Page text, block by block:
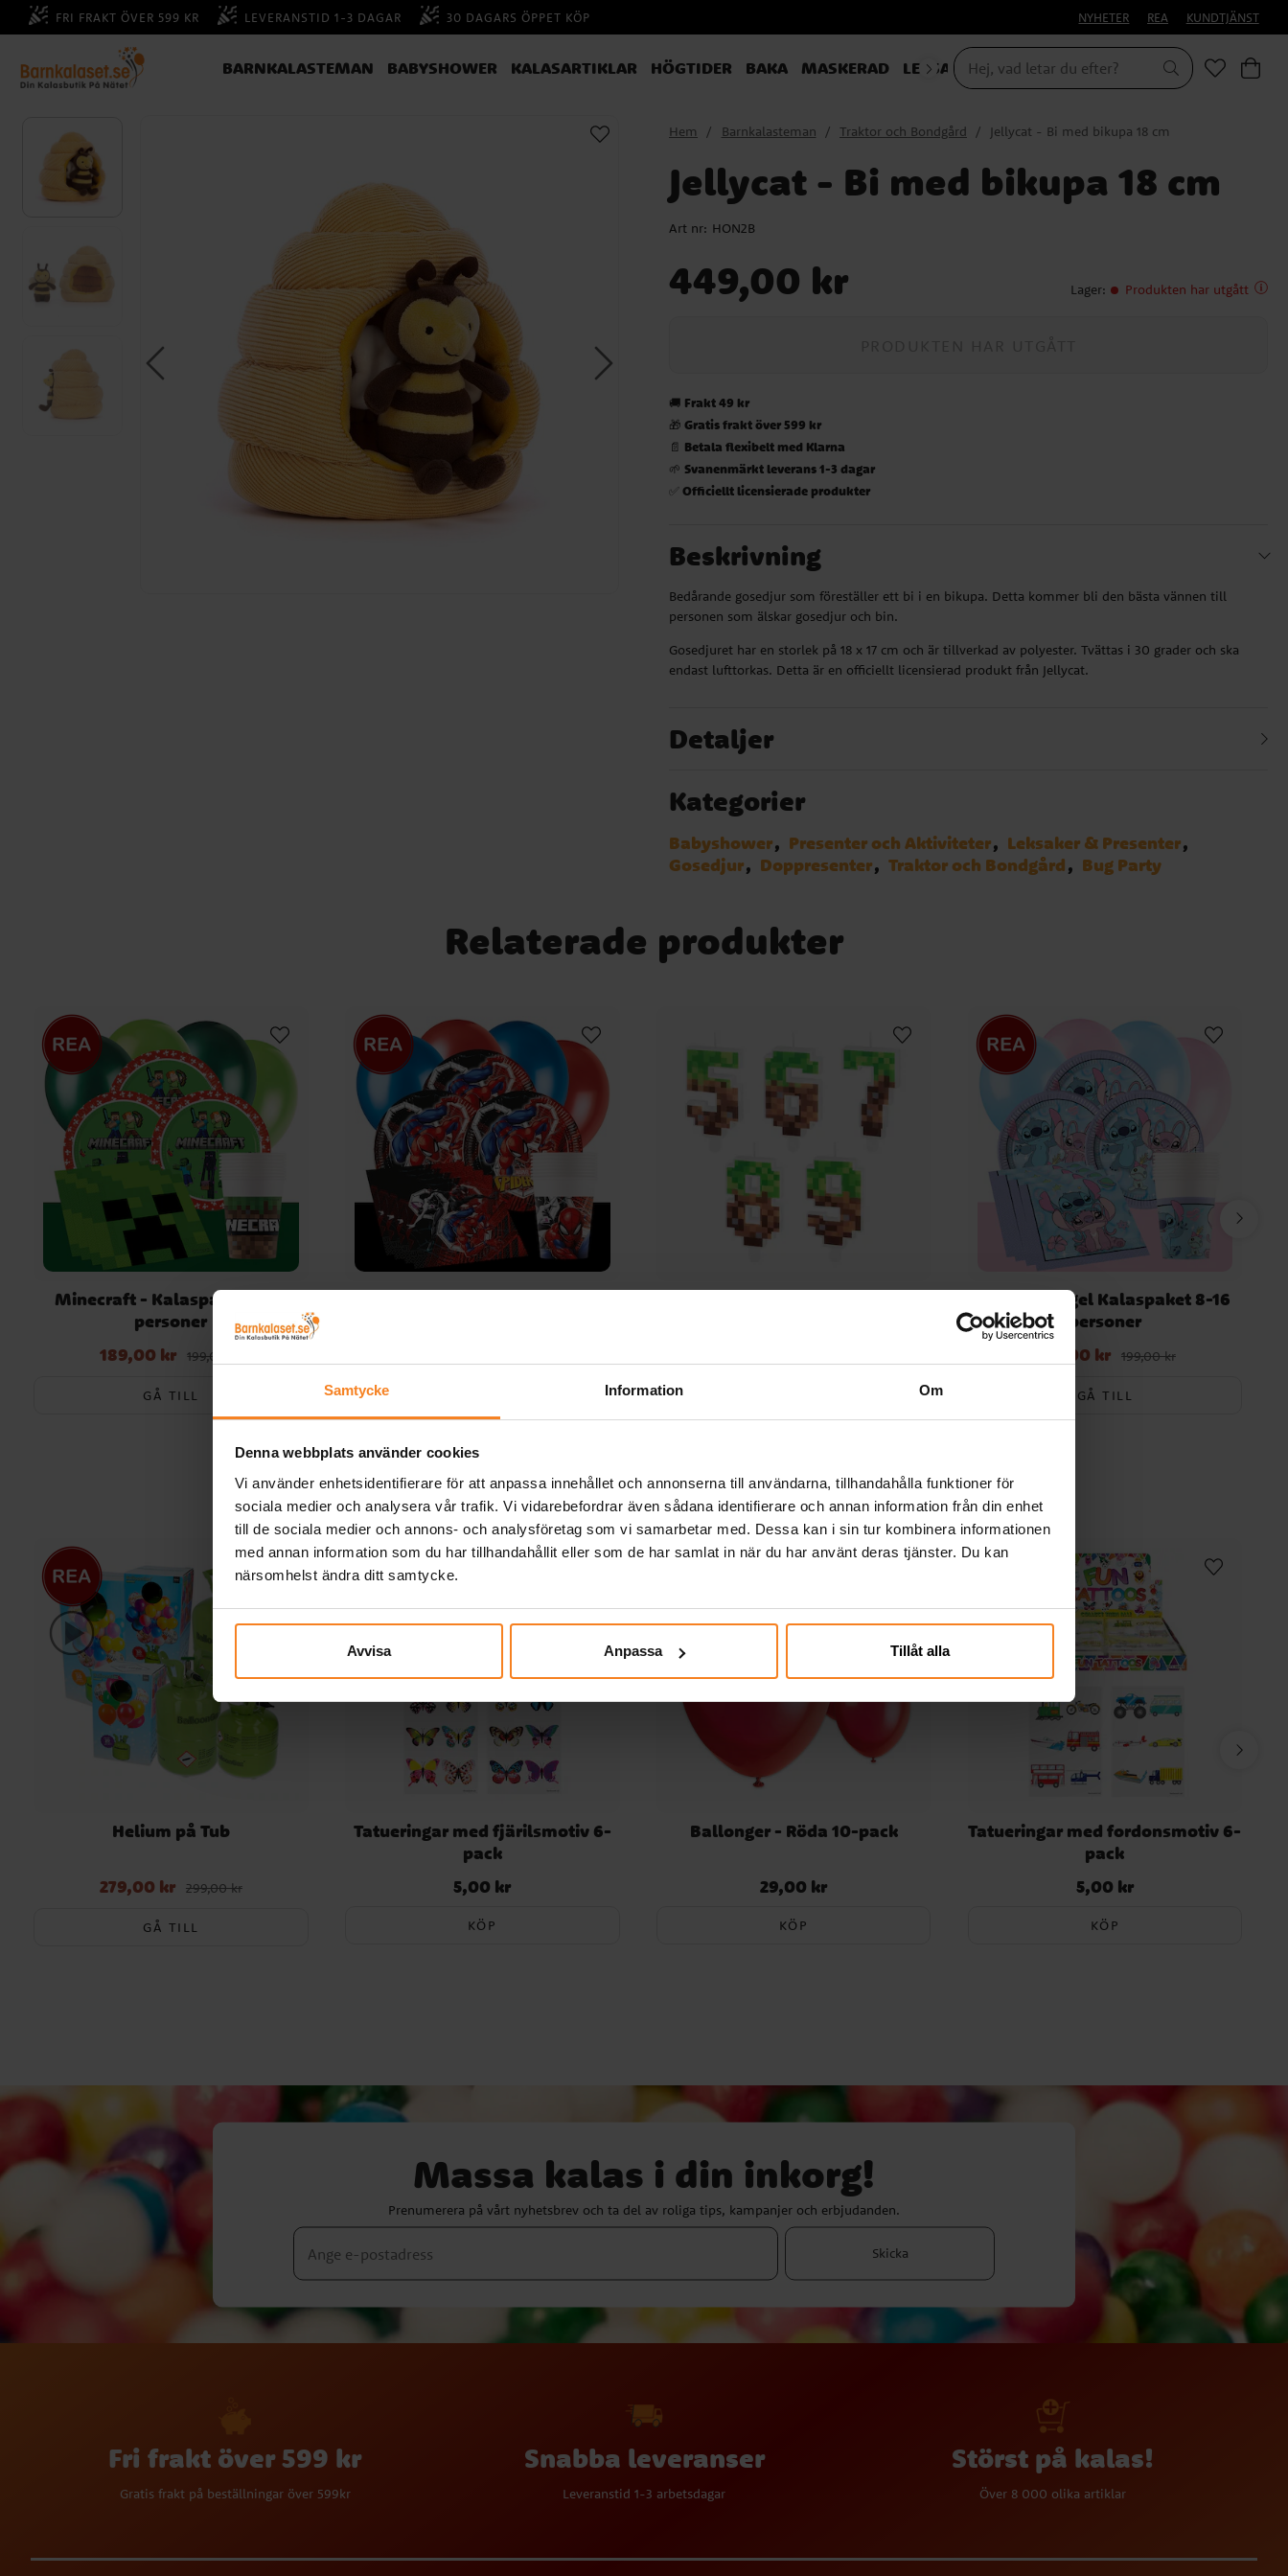
Samtycke Information Om
Denna webbplats använder cookies
Vi använder enhetsidentifierare för att anpassa innehållet och annonserna till användarna, tillhandahålla funktioner för
sociala medier och analysera vår trafik. Vi vidarebefordrar även sådana identifierare och annan information från din enhet
till de sociala medier och annons- och analysföretag som vi samarbetar med. Dessa kan i sin tur kombinera informationen
med annan information som du har tillhandahållit eller som de har samlat in när du har använt deras tjänster. Du kan
närsomhelst ändra ditt samtycke.
Avvisa Anpassa Tillåt alla
FRI FRAKT ÖVER 599 KR LEVERANSTID 1-3 DAGAR 30 DAGARS ÖPPET KÖP NYHETER REA KUNDTJÄNST
BARNKALASTEMAN BABYSHOWER KALASARTIKLAR HÖGTIDER BAKA MASKERAD LEKSAKER & PRESENTER
Hem Barnkalasteman Traktor och Bondgård Jellycat - Bi med bikupa 18 cm
Jellycat - Bi med bikupa 18 cm
Art nr: HON2B
449,00 kr Lager: Produkten har utgått
🚚 Frakt 49 kr
🎁Gratis frakt över 599 kr
📄 Betala flexibelt med Klarna
🌱Svanenmärkt leverans 1-3 dagar
✅Officiellt licensierade produkter
Beskrivning
Bedårande gosedjur som föreställer ett bi i en bikupa. Detta kommer bli den bästa vännen till
personen som älskar gosedjur och bin.
Gosedjuret har en storlek på 18 x 17 cm och är tillverkad av polyester. Tvättas i 30 grader och ska
endast lufttorkas. Detta är en officiellt licensierad produkt från Jellycat.
Detaljer
Kategorier
Babyshower Presenter och Aktiviteter
Leksaker & Presenter
Gosedjur
Doppresenter Traktor och Bondgård Bug Party
Relaterade produkter
Minecraft - Kalaspaket 8-24
personer
Nuvarande pris:189,00 krTidigare pris
199,00 kr
189,00 kr 199,00 kr
GÅ TILL
199,00 kr
Stitch & Angel Kalaspaket 8-16
personer
Nuvarande pris:189,00 krTidigare pris
199,00 kr
189,00 kr 199,00 kr
GÅ TILL
Andra köpte även
Helium på Tub
Nuvarande pris:279,00 krTidigare pris
299,00 kr
279,00 kr 299,00 kr
GÅ TILL
Tatueringar med fjärilsmotiv 6-
pack
Pris:5,00 kr
5,00 kr
KÖP
Ballonger - Röda 10-pack
Pris:29,00 kr
29,00 kr
KÖP
Tatueringar med fordonsmotiv 6-
pack
Pris:5,00 kr
5,00 kr
KÖP
Massa kalas i din inkorg!
Prenumerera på vårt nyhetsbrev och ta del av roliga tips, kampanjer och erbjudanden.
Skicka
Fri frakt över 599 kr
Gratis frakt på beställningar över 599kr
Snabba leveranser
Leveranstid 1-3 arbetsdagar
Störst på kalas!
Över 8 000 olika artiklar